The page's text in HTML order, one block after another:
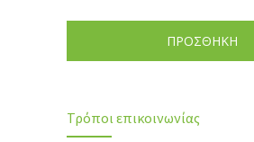
ΠΡΟΣΘΗΚΗ
Τρόποι επικοινωνίας